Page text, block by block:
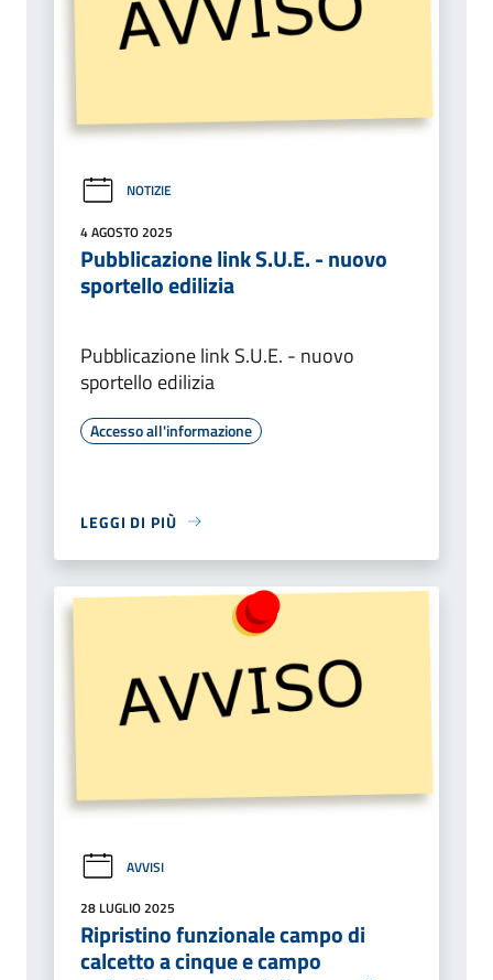
NOTIZIE
4 AGOSTO 2025
Pubblicazione link S.U.E. - nuovo
sportello edilizia
Pubblicazione link S.U.E. - nuovo
sportello edilizia
Accesso all'informazione
LEGGI DI PIÙ
AVVISI
28 LUGLIO 2025
Ripristino funzionale campo di
calcetto a cinque e campo